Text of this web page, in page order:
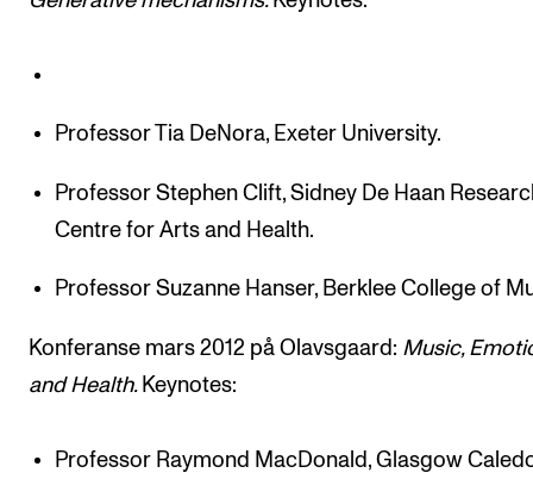
Professor Tia DeNora, Exeter University.
Professor Stephen Clift, Sidney De Haan
Centre for Arts and Health.
Professor Suzanne Hanser, Berklee College of
Konferanse mars 2012 på Olavsgaard: Music,
and Health. Keynotes:
Professor Raymond MacDonald, Glasgow